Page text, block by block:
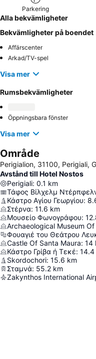
Parkering
Alla bekvämligheter
Bekvämligheter på boendet
Affärscenter
Arkad/TV-spel
Visa mer
Rumsbekvämligheter
Öppningsbara fönster
Visa mer
Område
Perigialion, 31100, Perigiali,
Avstånd till Hotel Nostos
Perigiali: 0.1 km
Τάφος Βίλχελμ
Κάστρο Αγίου Γεωργίου:
Στέρνα: 11.6 km
Μουσείο Φωνογράφου:
Archaeological Museum
Φουαγιέ του Θεάτρου
Castle Of Santa Maura: 14
Κάστρο Γρίβα ή Τεκέ: 14.4
Skordochori: 15.6 km
Σταμνά: 55.2 km
Zakynthos International